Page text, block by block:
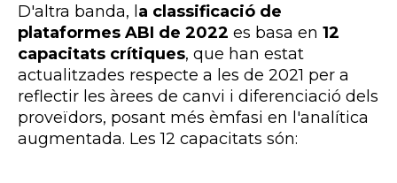
D'altra banda, l a classificació de
plataformes ABI de 2022 es basa en 12
capacitats crítiques, que han estat
actualitzades respecte a les de 2021 per a
reflectir les àrees de canvi i diferenciació dels
proveïdors, posant més èmfasi en l'analítica
augmentada. Les 12 capacitats són: